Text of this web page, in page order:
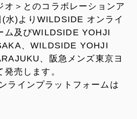
オ＞とのコラボレーションア
水)よりWILDSIDE オンライ
ム及びWILDSIDE YOHJI
、WILDSIDE YOHJI
、阪急メンズ東京ヨ
売します。
ラインプラットフォームは